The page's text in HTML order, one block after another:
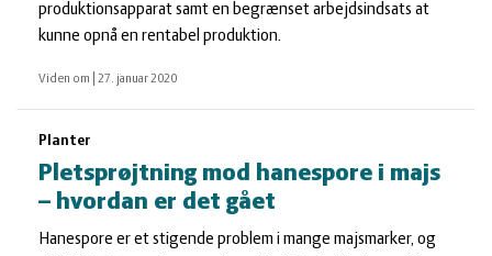
produktionsapparat samt en begrænset arbejdsindsats at
kunne opnå en rentabel produktion.
Viden om 27. januar 2020
Planter
Pletsprøjtning mod hanespore i majs
– hvordan er det gået
Hanespore er et stigende problem i mange majsmarker, og